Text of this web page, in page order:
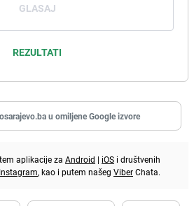
GLASAJ
REZULTATI
u omiljene Google izvore
aplikacije za Android | iOS i društvenih
Instagram, kao i putem našeg ViberChata.